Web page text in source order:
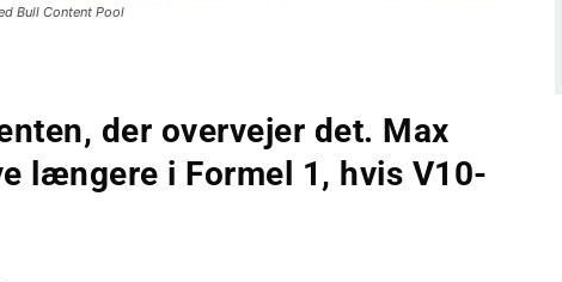
Bull Content Pool
der overvejer det. Max
længere i Formel 1, hvis V10-